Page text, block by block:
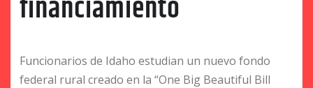
financiamiento
Funcionarios de Idaho estudian un nuevo fondo
federal rural creado en la “One Big Beautiful Bill